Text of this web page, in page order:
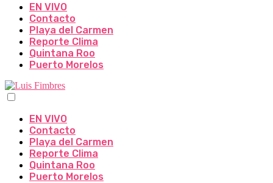
EN VIVO
Contacto
Playa del Carmen
Reporte Clima
Quintana Roo
Puerto Morelos
EN VIVO
Contacto
Playa del Carmen
Reporte Clima
Quintana Roo
Puerto Morelos